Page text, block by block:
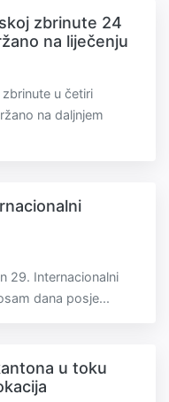
zbrinute 24
na liječenju
u četiri
na daljnjem
29. Internacionalni
dana posje...
u toku